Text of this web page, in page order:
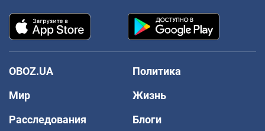
OBOZ.UA
Политика
Мир
Жизнь
Расследования
Блоги